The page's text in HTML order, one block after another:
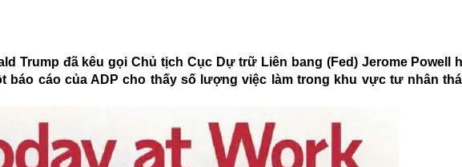
Trump đã kêu gọi Chủ tịch Cục Dự trữ Liên bang (Fed) Jerome Powell
báo cáo của ADP cho thấy số lượng việc làm trong khu vực tư nhân